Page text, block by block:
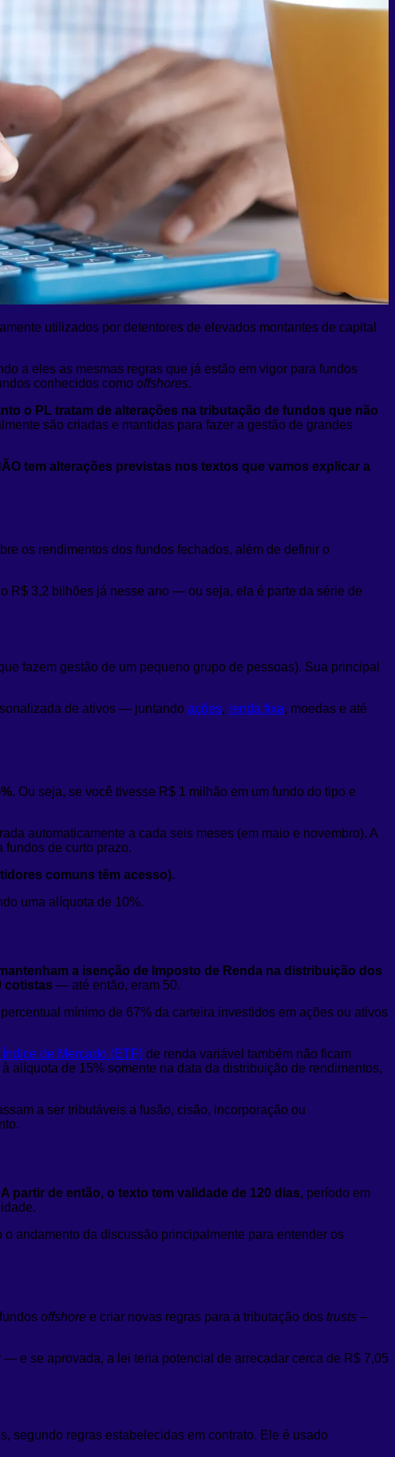
utilizados por detentores de elevados montantes de capital
a eles as mesmas regras que já estão em vigor para fundos
conhecidos como offshores.
o PL tratam de alterações na tributação de fundos que não
são criadas e mantidas para fazer a gestão de grandes
tem alterações previstas nos textos que vamos explicar a
os rendimentos dos fundos fechados, além de definir o
R$ 3,2 bilhões já nesse ano — ou seja, ela é parte da série de
fazem gestão de um pequeno grupo de pessoas). Sua principal
de ativos — juntando ações, renda fixa, moedas e até
Ou seja, se você tivesse R$ 1 milhão em um fundo do tipo e
automaticamente a cada seis meses (em maio e novembro).A
fundos de curto prazo.
comuns têm acesso).
uma alíquota de 10%.
a isenção de Imposto de Renda na distribuição dos
cotistas — até então, eram 50.
mínimo de 67% da carteira investidos em ações ou ativos
de Mercado (ETF) de renda variável também não ficam
alíquota de 15% somente na data da distribuição de rendimentos,
a ser tributáveis a fusão, cisão, incorporação ou
A partir de então, o texto tem validade de 120 dias, período em
andamento da discussão principalmente para entender os
offshore e criar novas regras para a tributação dos trusts –
e se aprovada, a lei teria potencial de arrecadar cerca de R$ 7,05
segundo regras estabelecidas em contrato. Ele é usado